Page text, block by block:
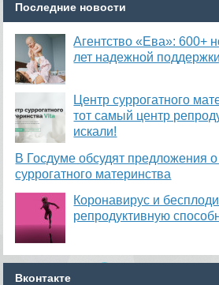
Последние новости
Агентство «Ева»: 600+
лет надежной
​Центр суррогатного
тот самый центр
искали!
В Госдуме обсудят предложения
суррогатного материнства
Коронавирус и
репродуктивную
Вконтакте